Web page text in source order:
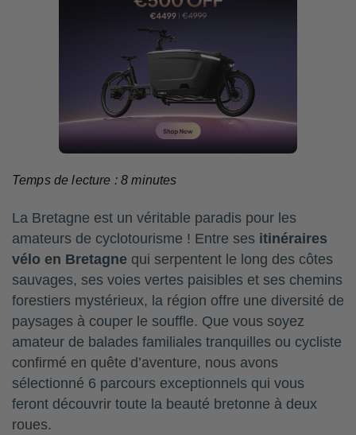
Temps de lecture :8 minutes
La Bretagne est un véritable paradis pour les
amateurs de cyclotourisme ! Entre ses itinéraires
vélo en Bretagne qui serpentent le long des côtes
sauvages, ses voies vertes paisibles et ses chemins
forestiers mystérieux, la région offre une diversité de
paysages à couper le souffle. Que vous soyez
amateur de balades familiales tranquilles ou cycliste
confirmé en quête d’aventure, nous avons
sélectionné 6 parcours exceptionnels qui vous
feront découvrir toute la beauté bretonne à deux
roues.